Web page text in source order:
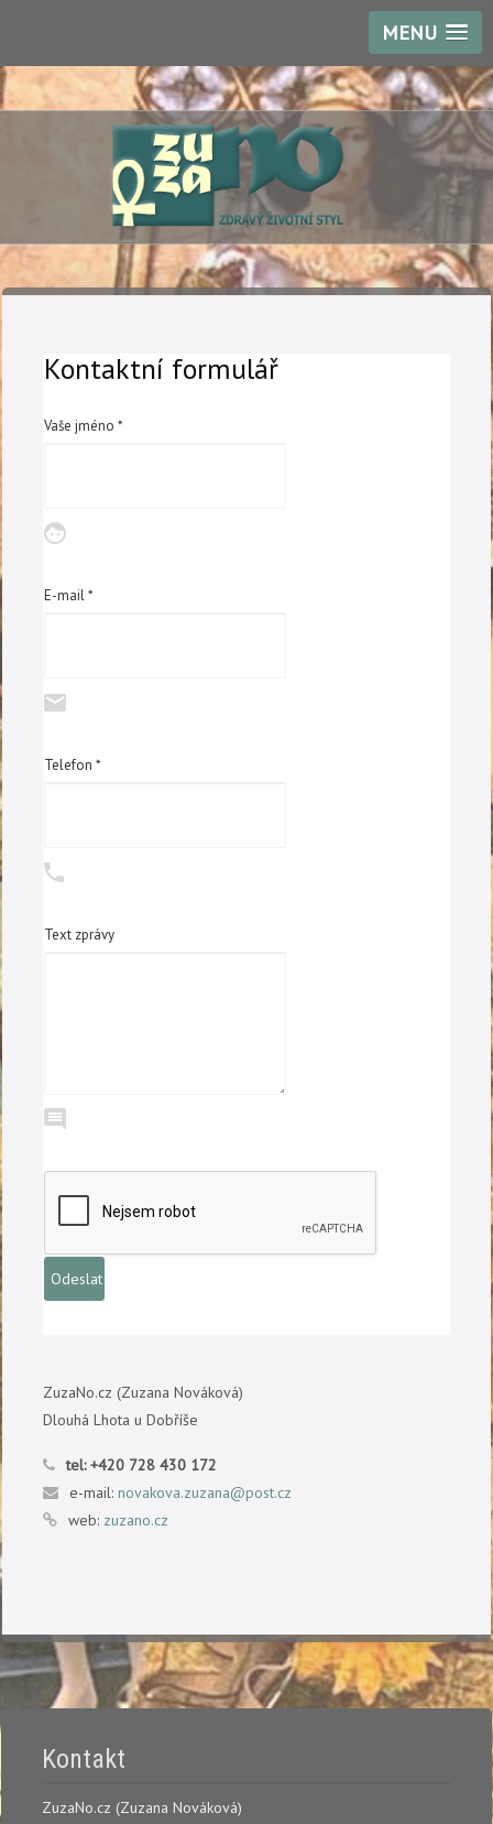
MENU
Kontaktní formulář
Vaše jméno *
E-mail *
Telefon *
Text zprávy
ZuzaNo.cz (Zuzana Nováková)
Dlouhá Lhota u Dobříše
tel:+420 728 430 172
e-mail: novakova.zuzana@post.cz
web: zuzano.cz
Kontakt
ZuzaNo.cz (Zuzana Nováková)